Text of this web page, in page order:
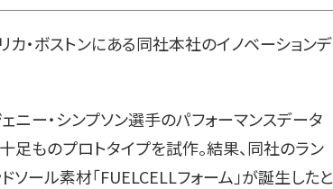
カ・ボストンにある同社本社のイノベーションデ
ー・シンプソン選手のパフォーマンスデータ
ものプロトタイプを試作。結果、同社のラン
ール素材「FUELCELLフォーム」が誕生したと